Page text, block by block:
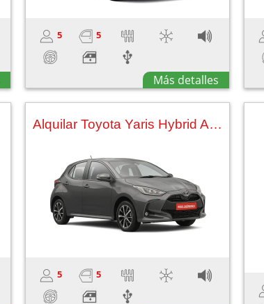
5 5
Más detalles
Alquilar Toyota Yaris Hybrid Automático
5 5